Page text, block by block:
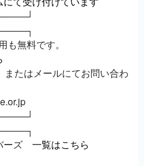
無料です。
またはメールにてお問い合わ
ーズ 一覧はこちら